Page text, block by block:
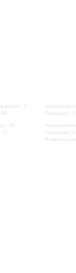
ул., 2
80
30
70
Часы
Перерыв с
Часы
Перерыв с
Вопросы